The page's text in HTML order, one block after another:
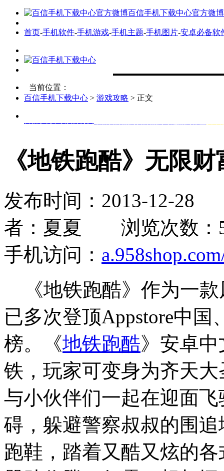
百信手机下载中心官方微博
首页-手机软件-手机游戏-手机主题-手机图片-安卓必备软
当前位置：
百信手机下载中心 > 游戏攻略 > 正文
《地铁跑酷》无限
发布时间：2013-12-
者：夏夏 浏览次数：
手机访问：
《地铁跑酷》作为一款
已多次登顶Appstore中
榜。《地铁跑酷》安卓
铁，玩家可变身为齐天
与小伙伴们一起在迎面
碍，躲避警察叔叔的围
跑鞋，踏着又酷又炫的